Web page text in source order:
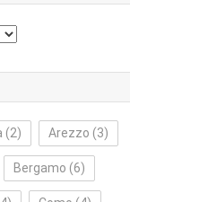
(2) Arezzo (3)
Bergamo (6)